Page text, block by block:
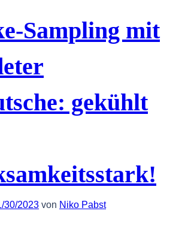
Sampling mit
gekühlt
30/2023 von Niko Pabst